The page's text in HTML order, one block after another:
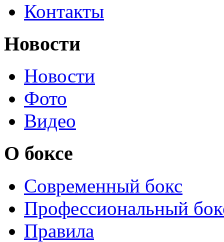
Контакты
Новости
Новости
Фото
Видео
О боксе
Современный бокс
Профессиональный
Правила